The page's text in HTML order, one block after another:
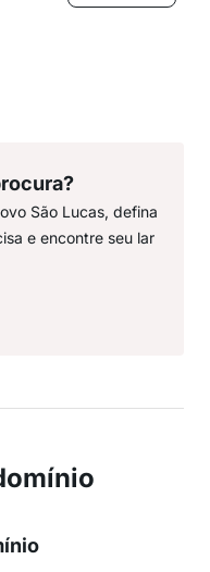
São Lucas, defina
e encontre seu lar